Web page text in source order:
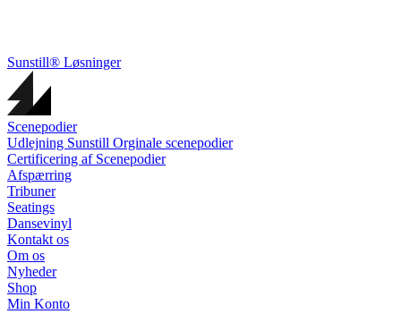
Sunstill® Løsninger
Scenepodier
Udlejning Sunstill Orginale scenepodier
Certificering af Scenepodier
Afspærring
Tribuner
Seatings
Dansevinyl
Kontakt os
Om os
Nyheder
Shop
Min Konto